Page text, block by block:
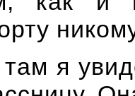
там я